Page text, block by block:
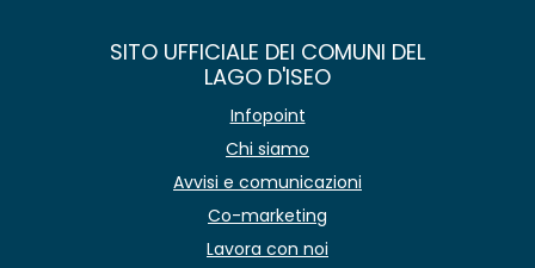
SITO UFFICIALE DEI COMUNI DEL
LAGO D'ISEO
Infopoint
Chi siamo
Avvisi e comunicazioni
Co-marketing
Lavora con noi